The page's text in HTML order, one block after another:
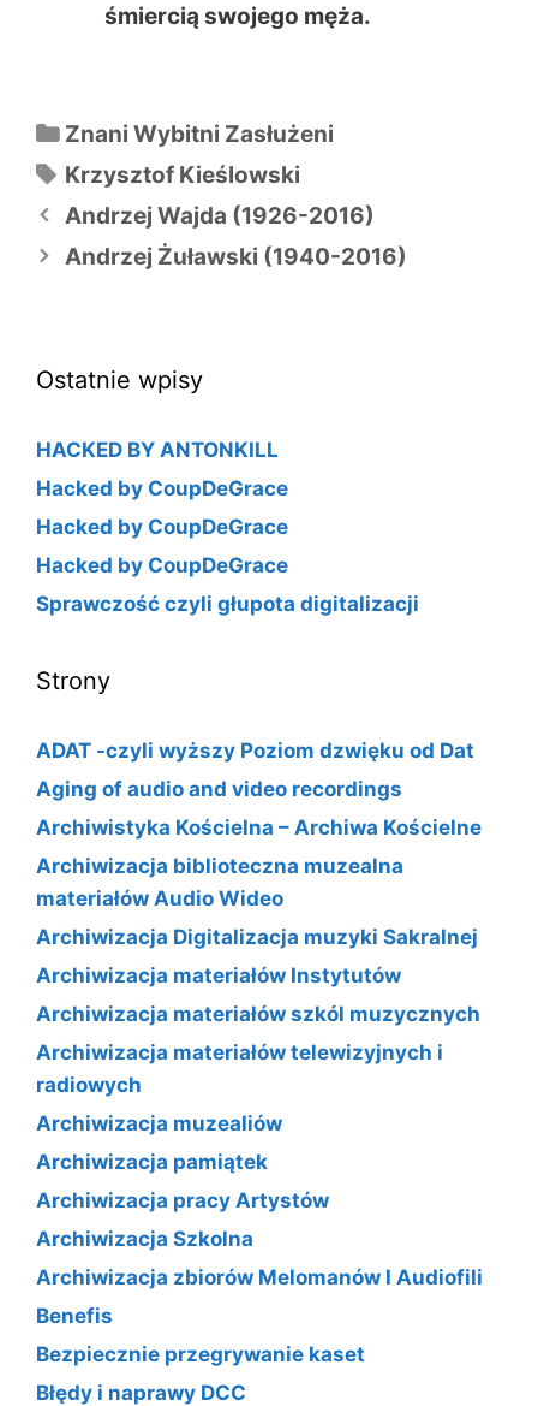
śmiercią swojego męża.
Kategorie
Znani Wybitni Zasłużeni
Tagi
Krzysztof Kieślowski
Nawigacja
wpisu
Andrzej Wajda (1926-2016)
Andrzej Żuławski (1940-2016)
Ostatnie wpisy
HACKED BY ANTONKILL
Hacked by CoupDeGrace
Hacked by CoupDeGrace
Hacked by CoupDeGrace
Sprawczość czyli głupota digitalizacji
Strony
ADAT -czyli wyższy Poziom dzwięku od Dat
Aging of audio and video recordings
Archiwistyka Kościelna – Archiwa Kościelne
Archiwizacja biblioteczna muzealna
materiałów Audio Wideo
Archiwizacja Digitalizacja muzyki Sakralnej
Archiwizacja materiałów Instytutów
Archiwizacja materiałów szkól muzycznych
Archiwizacja materiałów telewizyjnych i
radiowych
Archiwizacja muzealiów
Archiwizacja pamiątek
Archiwizacja pracy Artystów
Archiwizacja Szkolna
Archiwizacja zbiorów Melomanów I Audiofili
Benefis
Bezpiecznie przegrywanie kaset
Błędy i naprawy DCC